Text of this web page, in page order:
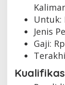
Untuk:
Jenis
Gaji: Rp